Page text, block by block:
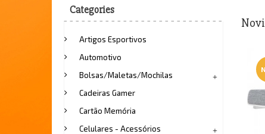
Categories
Artigos Esportivos
Automotivo
Bolsas/Maletas/Mochilas
Cadeiras Gamer
Cartão Memória
Celulares - Acessórios